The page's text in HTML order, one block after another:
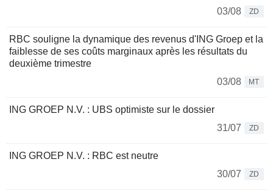
03/08
ZD
RBC souligne la dynamique des revenus d'ING Groep et la
faiblesse de ses coûts marginaux après les résultats du
deuxième trimestre
03/08
MT
ING GROEP N.V. : UBS optimiste sur le dossier
31/07
ZD
ING GROEP N.V. : RBC est neutre
30/07
ZD